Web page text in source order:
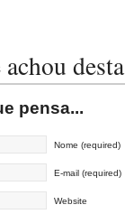
pensa...
Nome (required)
E-mail (required)
Website